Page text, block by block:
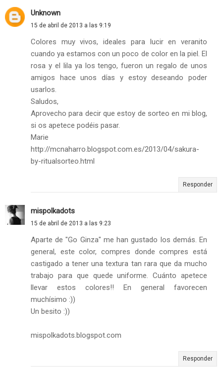
Unknown
15 de abril de 2013 a las 9:19
Colores muy vivos, ideales para lucir en veranito
cuando ya estamos con un poco de color en la piel. El
rosa y el lila ya los tengo, fueron un regalo de unos
amigos hace unos días y estoy deseando poder
usarlos.
Saludos,
Aprovecho para decir que estoy de sorteo en mi blog,
si os apetece podéis pasar.
Marie
http://mcnaharro.blogspot.com.es/2013/04/sakura-
by-ritualsorteo.html
Responder
mispolkadots
15 de abril de 2013 a las 9:23
Aparte de "Go Ginza" me han gustado los demás. En
general, este color, compres donde compres está
castigado a tener una textura tan rara que da mucho
trabajo para que quede uniforme. Cuánto apetece
llevar estos colores!! En general favorecen
muchísimo :))
Un besito :))
mispolkadots.blogspot.com
Responder